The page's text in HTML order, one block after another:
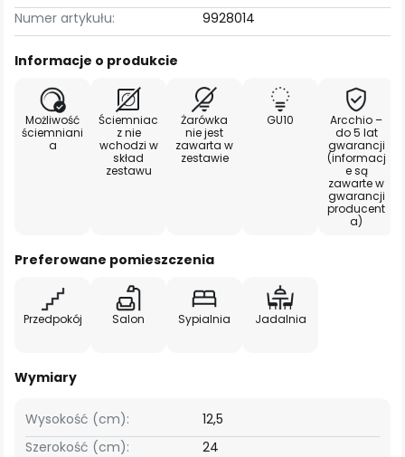
Numer artykułu:
9928014
Informacje o produkcie
Możliwość
ściemniani
a
Ściemniac
z nie
wchodzi w
skład
zestawu
Żarówka
nie jest
zawarta w
zestawie
GU10
Arcchio –
do 5 lat
gwarancji
(informacj
e są
zawarte w
gwarancji
producent
a)
Preferowane pomieszczenia
Przedpokój Salon Sypialnia Jadalnia
Wymiary
Szerokość (cm): 24
Wysokość (cm): 12,5